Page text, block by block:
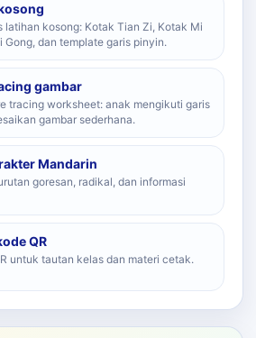
latihan kosong: Kotak Tian Zi, Kotak Mi
Gong, dan template garis pinyin.
gambar
tracing worksheet: anak mengikuti garis
gambar sederhana.
Mandarin
goresan, radikal, dan informasi
QR
untuk tautan kelas dan materi cetak.